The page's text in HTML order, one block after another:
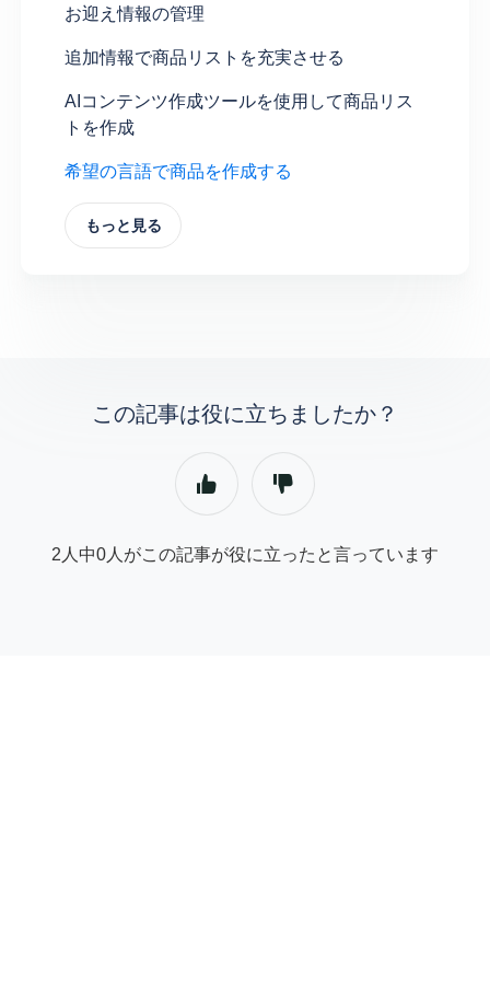
お迎え情報の管理
追加情報で商品リストを充実させる
AIコンテンツ作成ツールを使用して商品リス
トを作成
希望の言語で商品を作成する
もっと見る
この記事は役に立ちましたか？
2人中0人がこの記事が役に立ったと言っています